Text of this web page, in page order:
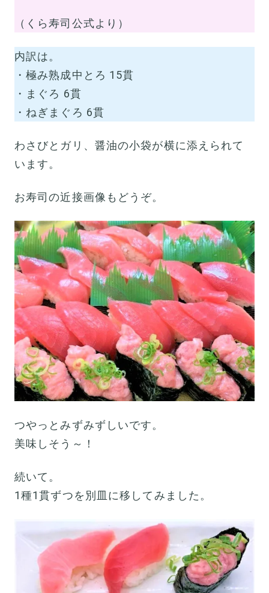
（くら寿司公式より）
内訳は。
・極み熟成中とろ 15貫
・まぐろ 6貫
・ねぎまぐろ 6貫
わさびとガリ、醤油の小袋が横に添えられて
います。
お寿司の近接画像もどうぞ。
つやっとみずみずしいです。
美味しそう～！
続いて。
1種1貫ずつを別皿に移してみました。